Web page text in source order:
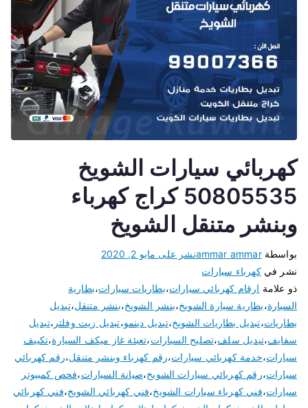
كهربائي سيارات الشويخ
50805535 كراج كهرباء
وبنشر متنقل الشويخ
بواسطةammar ammarنشر على مايو 2, 2020
نشر فيكهرباء سيارات
ذو علامة ارقام كهربائي سيارات،بطاريات سيارات،بطارية
السيارة،بطارية سيارة الشويخ،بنشر الشويخ،بنشر متنقل،تبديل
بطاريات،تبديل بطاريات الشويخ،تبديل دينمو،تبديل زيت وفلتر ،تبديل
سفايف،تبديل سلف،تصليح السيارات،تعبئة غاز ميكف السيارة،تكييف
سيارات،خدمة كهربائي سيارات،رقم كهرباء وبنشر متنقل،رقم كهربائي
سيارات،رقم كهربائي سيارات الشويخ،صيانة السيارات،فحص كمبيوتر
سيارات،فني كهرباء سيارات الشويخ،فني كهربائي الشويخ،فني كهربائي